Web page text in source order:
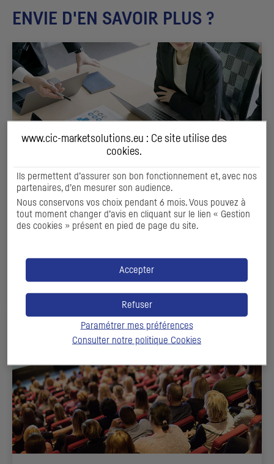
ENVIE D'EN SAVOIR PLUS ?
RECHERCHE SPONSORISÉE
& EVALUATION ET DIAGNOSTIC
www.cic-marketsolutions.eu : Ce site utilise des
cookies
Ils permettent d’assurer son bon fonctionnement et, avec nos
partenaires, d’en mesurer son audience.
Nous conservons vos choix pendant 6 mois. Vous pouvez à
tout moment changer d’avis en cliquant sur le lien « Gestion
des cookies » présent en pied de page du site.
Accepter
Refuser
Paramétrer mes préférences
Consulter notre politique Cookies